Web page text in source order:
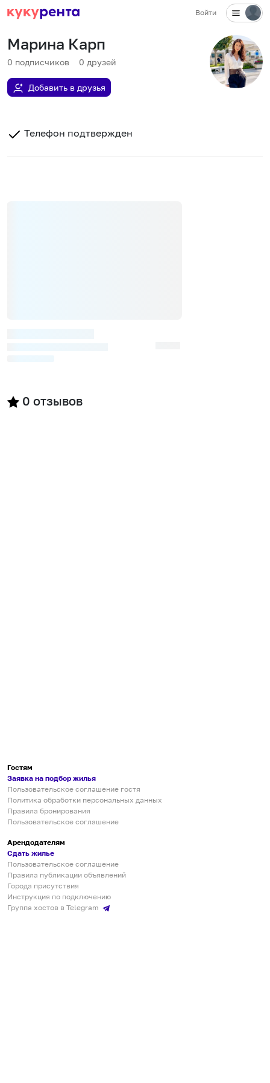
Войти
Марина Карп
0 подписчиков 0 друзей
Добавить в друзья
Телефон подтвержден
0 отзывов
Гостям
Заявка на подбор жилья
Пользовательское соглашение гостя
Политика обработки персональных данных
Правила бронирования
Пользовательское соглашение
Арендодателям
Сдать жилье
Пользовательское соглашение
Правила публикации объявлений
Города присутствия
Инструкция по подключению
Группа хостов в Telegram